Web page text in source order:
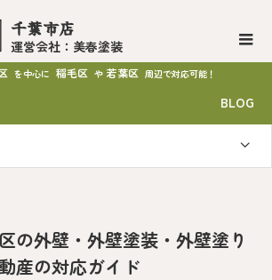
千葉市店
運営会社：美春塗装
を中心に 稲毛区 や 若葉区 周辺で対応可能！
BLOG
の外壁・外壁塗装・外壁塗り
産の対応ガイド